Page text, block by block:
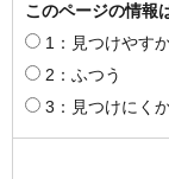
このページの情報
1：見つけやす
2：ふつう
3：見つけにく